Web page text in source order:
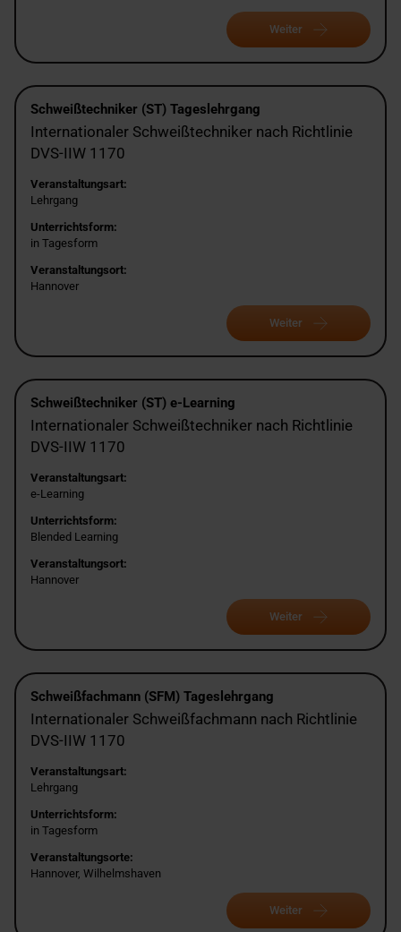
Weiter
Schweißtechniker (ST) Tageslehrgang
Internationaler Schweißtechniker nach Richtlinie
DVS-IIW 1170
Veranstaltungsart:
Lehrgang
Unterrichtsform:
in Tagesform
Veranstaltungsort:
Hannover
Weiter
Schweißtechniker (ST) e-Learning
Internationaler Schweißtechniker nach Richtlinie
DVS-IIW 1170
Veranstaltungsart:
e-Learning
Unterrichtsform:
Blended Learning
Veranstaltungsort:
Hannover
Weiter
Schweißfachmann (SFM) Tageslehrgang
Internationaler Schweißfachmann nach Richtlinie
DVS-IIW 1170
Veranstaltungsart:
Lehrgang
Unterrichtsform:
in Tagesform
Veranstaltungsorte:
Hannover, Wilhelmshaven
Weiter